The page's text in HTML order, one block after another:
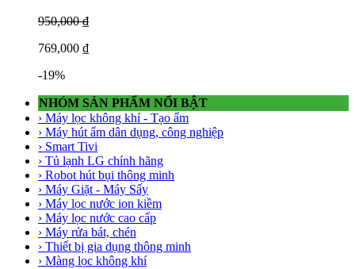
hoạt tính.Màng lọc không khí
950,000 ₫
769,000 ₫
-19%
NHÓM SẢN PHẨM NỔI BẬT
› Máy lọc không khí - Tạo ẩm
› Máy hút ẩm dân dụng, công nghiệp
› Smart Tivi
› Tủ lạnh LG chính hãng
› Robot hút bụi thông minh
› Máy Giặt - Máy Sấy
› Máy lọc nước ion kiềm
› Máy lọc nước cao cấp
› Máy rửa bát, chén
› Thiết bị gia dụng thông minh
› Màng lọc không khí